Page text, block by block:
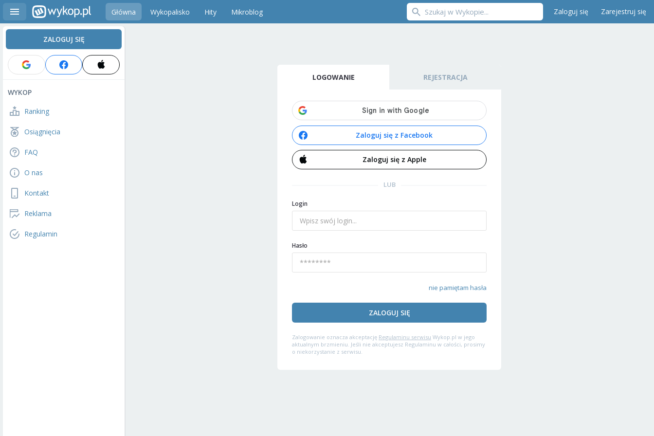
Główna Wykopalisko Hity Mikroblog Zaloguj się Zarejestruj się
ZALOGUJ SIĘ
WYKOP
Ranking
Osiągnięcia
FAQ
O nas
Kontakt
Reklama
Regulamin
LOGOWANIE REJESTRACJA
Zaloguj się z Facebook
Zaloguj się z Apple
LUB
Login
Hasło
nie pamiętam hasła
ZALOGUJ SIĘ
Zalogowanie oznacza akceptację Regulaminu serwisu Wykop.pl w jego
aktualnym brzmieniu. Jeśli nie akceptujesz Regulaminu w całości, prosimy
o niekorzystanie z serwisu.